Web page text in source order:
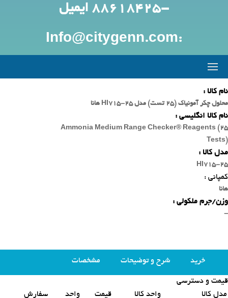
-88618425 ایمیل
:Info@citygenn.com
نام کالا :
محلول چکر آمونیاک (25 تست) مدل HI715-25 هانا
نام کالا انگلیسی :
Ammonia Medium Range Checker® Reagents (25
Tests)
مدل کالا :
HI715-25
کمپانی :
هانا
وزن/جرم ملکولی :
-
خرید شرح و توضیحات مشخصات
محصولات مشابه
قیمت و دسترسی
مدل کالا
واحد کالا قیمت واحد
سفارش